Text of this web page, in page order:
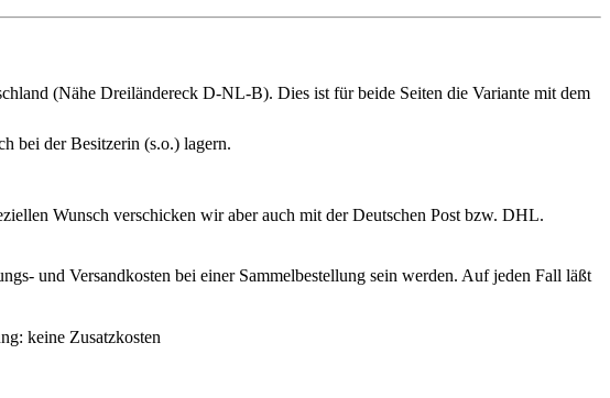
(Nähe Dreiländereck D-NL-B). Dies ist für beide Seiten die Variante mit dem
bei der Besitzerin (s.o.) lagern.
Wunsch verschicken wir aber auch mit der Deutschen Post bzw. DHL.
und Versandkosten bei einer Sammelbestellung sein werden. Auf jeden Fall läßt
keine Zusatzkosten